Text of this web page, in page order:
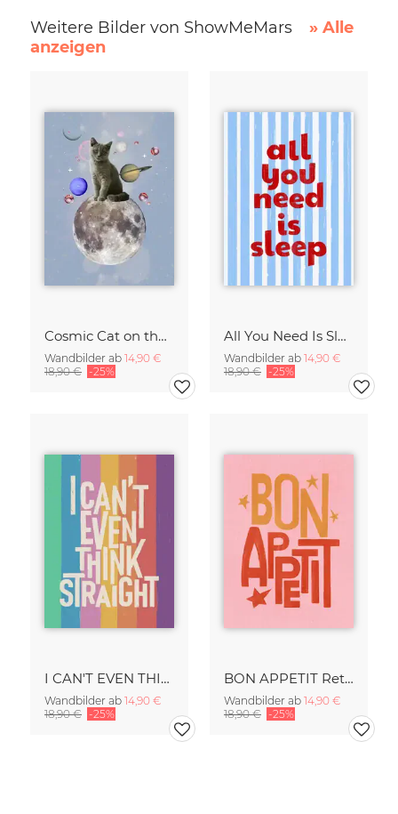
Weitere Bilder von ShowMeMars
» Alle
anzeigen
Cosmic Cat on the Moon - Surreal Space Collage Fine Art Print
Wandbilder ab 14,90 €
18,90 € -25%
All You Need Is Sleep Art Print - Retro Striped Bedroom Poster
Wandbilder ab 14,90 €
18,90 € -25%
I CAN'T EVEN THINK STRAIGHT Retro Typography - Painted Art Print
Wandbilder ab 14,90 €
18,90 € -25%
BON APPETIT Retro Painted Typography - Kitchen Fine Art Print
Wandbilder ab 14,90 €
18,90 € -25%